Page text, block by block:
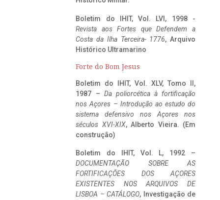
Boletim do IHIT, Vol. LVI, 1998 -
Revista aos Fortes que Defendem a
Costa da Ilha Terceira- 1776, Arquivo
Histórico Ultramarino
Forte do Bom Jesus
Boletim do IHIT, Vol. XLV, Tomo II,
1987 – Da poliorcética à fortificação
nos Açores – Introdução ao estudo do
sistema defensivo nos Açores nos
séculos XVI-XIX, Alberto Vieira. (Em
construção)
Boletim do IHIT, Vol. L, 1992 –
DOCUMENTAÇÃO SOBRE AS
FORTIFICAÇÕES DOS AÇORES
EXISTENTES NOS ARQUIVOS DE
LISBOA – CATÁLOGO, Investigação de